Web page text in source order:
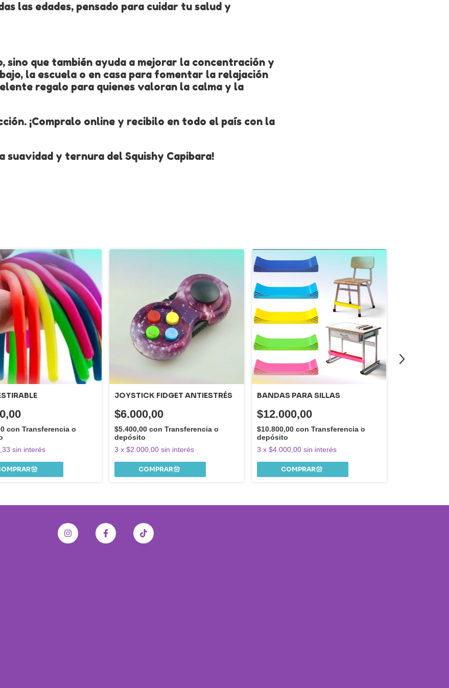
las edades, pensado para cuidar tu salud y
sino que también ayuda a mejorar la concentración y
la escuela o en casa para fomentar la relajación
regalo para quienes valoran la calma y la
¡Compralo online y recibilo en todo el país con la
suavidad y ternura del Squishy Capibara!
con Transferencia o
sin interés
JOYSTICK FIDGET ANTIESTRÉS
$6.000,00
$5.400,00 con Transferencia o
depósito
3 x $2.000,00 sin interés
BANDAS PARA SILLAS
$12.000,00
$10.800,00 con Transferencia o
depósito
3 x $4.000,00 sin interés